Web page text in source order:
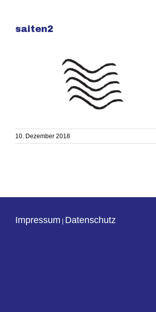
saiten2
10. Dezember 2018
Impressum Datenschutz